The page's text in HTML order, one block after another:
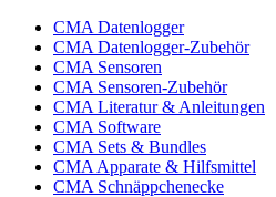
CMA Datenlogger
CMA Datenlogger-Zubehör
CMA Sensoren
CMA Sensoren-Zubehör
CMA Literatur & Anleitungen
CMA Software
CMA Sets & Bundles
CMA Apparate & Hilfsmittel
CMA Schnäppchenecke